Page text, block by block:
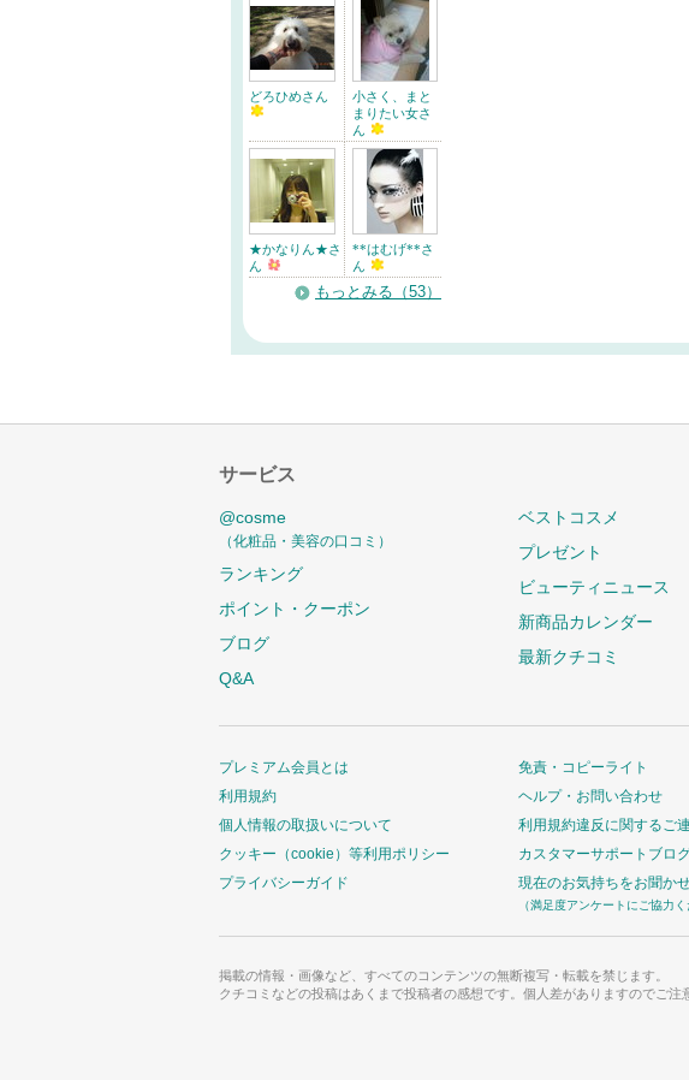
どろひめさん
小さく、まと
まりたい女さ
ん
★かなりん★さ
ん
**はむげ**さ
ん
もっとみる（53）
サービス
@cosme
（化粧品・美容の口コミ）
ランキング
ポイント・クーポン
ブログ
Q&A
ベストコスメ
プレゼント
ビューティニュース
新商品カレンダー
最新クチコミ
プレミアム会員とは
利用規約
個人情報の取扱いについて
クッキー（cookie）等利用ポリシー
プライバシーガイド
免責・コピーライト
ヘルプ・お問い合わせ
利用規約違反に関するご
カスタマーサポートブロ
現在のお気持ちをお聞か
（満足度アンケートにご協力く
掲載の情報・画像など、すべてのコンテンツの無断複写・転載を禁じます。
クチコミなどの投稿はあくまで投稿者の感想です。個人差がありますのでご注